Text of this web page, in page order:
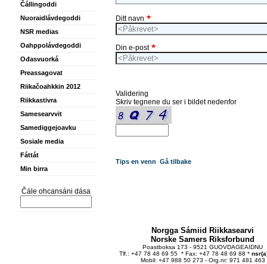
Čállingoddi
Nuoraidlávdegoddi
NSR medias
Oahppolávdegoddi
Ođasvuorká
Preassagovat
Riikačoahkkin 2012
Riikkastivra
Samesearvvit
Samediggejoavku
Sosiale media
Fáttát
Min birra
Čále ohcansáni dása
Ditt navn
Din e-post
Validering
Skriv tegnene du ser i bildet nedenfor
Tips en venn Gå tilbake
Norgga Sámiid Riikkasearvi
Norske Samers Riksforbund
Poastboksa 173 - 9521 GUOVDAGEAIDNU
Tlf.: +47 78 48 69 55 * Fax: +47 78 48 69 88 *
Mobil: +47 988 50 273 - Org.nr: 971 481 463